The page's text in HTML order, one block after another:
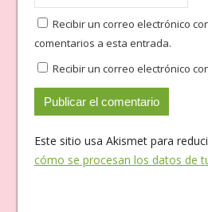
Recibir un correo electrónico
comentarios a esta entrada.
Recibir un correo electrónico
Este sitio usa Akismet para
cómo se procesan los datos de